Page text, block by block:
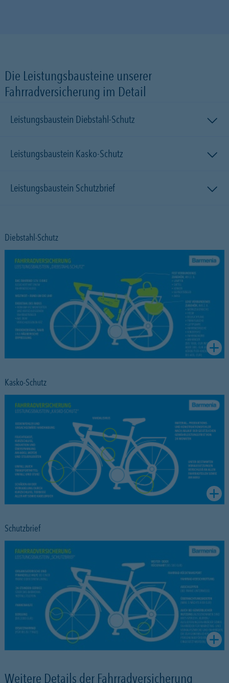
Die Leistungsbausteine unserer
Fahrradversicherung im Detail
Leistungsbaustein Diebstahl-Schutz
Leistungsbaustein Kasko-Schutz
Leistungsbaustein Schutzbrief
Diebstahl-Schutz
Kasko-Schutz
Schutzbrief
Weitere Details der Fahrradversicherung